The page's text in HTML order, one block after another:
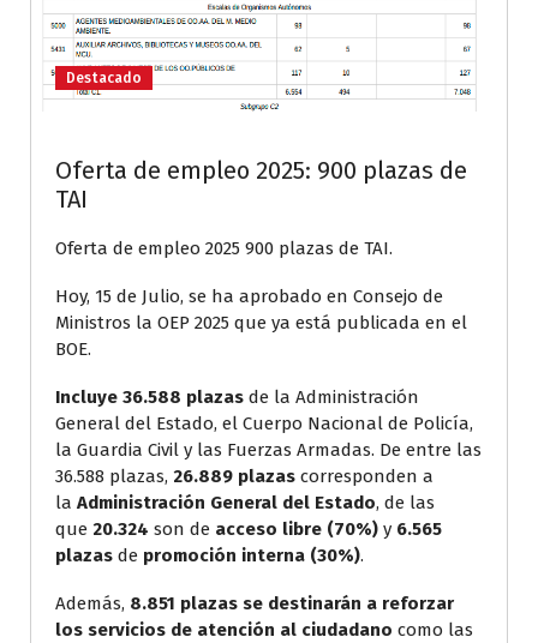
Destacado
Oferta de empleo 2025: 900 plazas de
TAI
Oferta de empleo 2025 900 plazas de TAI.
Hoy, 15 de Julio, se ha aprobado en Consejo de
Ministros la OEP 2025 que ya está publicada en el
BOE.
Incluye 36.588 plazas de la Administración
General del Estado, el Cuerpo Nacional de Policía,
la Guardia Civil y las Fuerzas Armadas. De entre las
36.588 plazas, 26.889 plazas corresponden a
la Administración General del Estado, de las
que 20.324 son de acceso libre (70%) y 6.565
plazas de promoción interna (30%).
Además, 8.851 plazas se destinarán a reforzar
los servicios de atención al ciudadano como las